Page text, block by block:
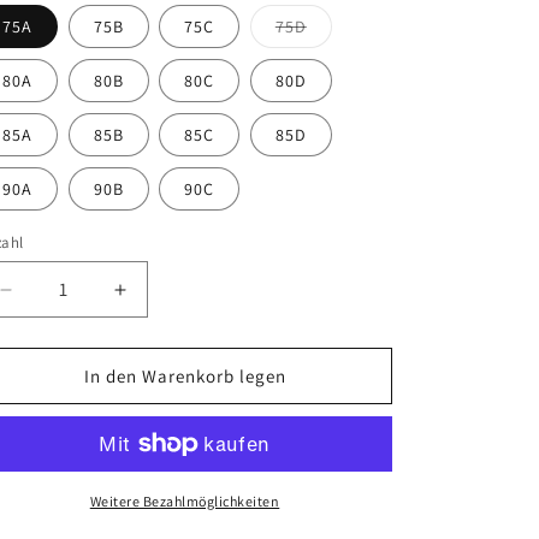
75A 75B 75C 75DVariante
ausverkauft
oder
nicht
verfügbar
80A 80B 80C 80D
85A 85B 85C 85D
90A 90B 90C
Verringere
die
Menge
Body
Soft
Erhöhe
die
Menge
für
Body
Make-
up
Soft
Touch
In den Warenkorb legen
Weitere Bezahlmöglichkeiten